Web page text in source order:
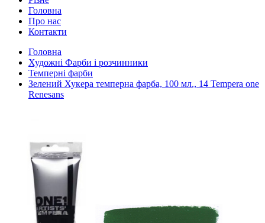
Головна
Про нас
Контакти
Головна
Художні Фарби і розчинники
Темперні фарби
Зелений Хукера темперна фарба, 100 мл., 14 Tempera one
Renesans